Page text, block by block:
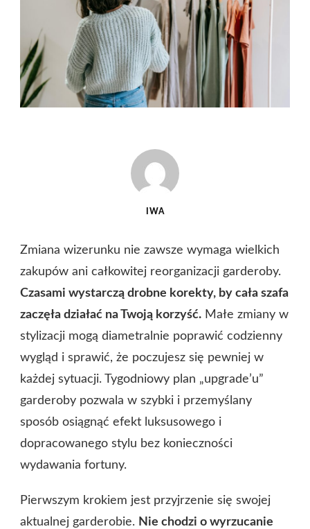
IWA
Zmiana wizerunku nie zawsze wymaga wielkich
zakupów ani całkowitej reorganizacji garderoby.
Czasami wystarczą drobne korekty, by cała szafa
zaczęła działać na Twoją korzyść. Małe zmiany w
stylizacji mogą diametralnie poprawić codzienny
wygląd i sprawić, że poczujesz się pewniej w
każdej sytuacji. Tygodniowy plan „upgrade’u”
garderoby pozwala w szybki i przemyślany
sposób osiągnąć efekt luksusowego i
dopracowanego stylu bez konieczności
wydawania fortuny.
Pierwszym krokiem jest przyjrzenie się swojej
aktualnej garderobie. Nie chodzi o wyrzucanie